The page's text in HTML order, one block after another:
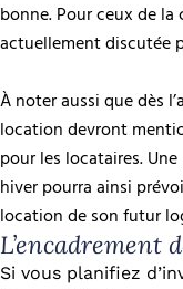
bonne. Pour ceux de la
actuellement discutée
À noter aussi que dès
location devront
pour les locataires.
hiver pourra ainsi
location de son futur
L’encadrement
Si vous planifiez